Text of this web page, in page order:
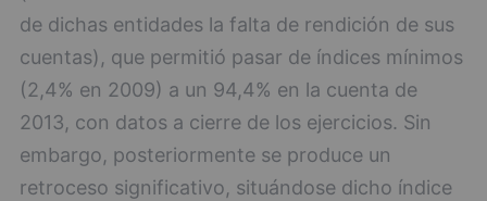
de dichas entidades la falta de rendición de sus
cuentas), que permitió pasar de índices mínimos
(2,4% en 2009) a un 94,4% en la cuenta de
2013, con datos a cierre de los ejercicios. Sin
embargo, posteriormente se produce un
retroceso significativo, situándose dicho índice